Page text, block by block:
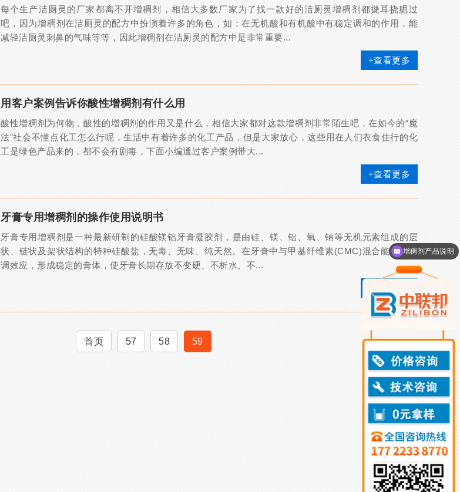
每个生产洁厕灵的厂家都离不开增稠剂，相信大多数厂家为了找一款好的洁厕灵增稠剂都撧耳挠腮过
吧，因为增稠剂在洁厕灵的配方中扮演着许多的角色，如：在无机酸和有机酸中有稳定调和的作用，能
减轻洁厕灵刺鼻的气味等等，因此增稠剂在洁厕灵的配方中是非常重要...
+查看更多
用客户案例告诉你酸性增稠剂有什么用
酸性增稠剂为何物，酸性的增稠剂的作用又是什么，相信大家都对这款增稠剂非常陌生吧，在如今的“魔
法”社会不懂点化工怎么行呢，生活中有着许多的化工产品，但是大家放心，这些用在人们衣食住行的化
工是绿色产品来的，都不会有剧毒，下面小编通过客户案例带大...
+查看更多
牙膏专用增稠剂的操作使用说明书
牙膏专用增稠剂是一种最新研制的硅酸镁铝牙膏凝胶剂，是由硅、镁、铝、氧、钠等无机元素组成的层
状、链状及架状结构的特种硅酸盐，无毒、无味、纯天然。在牙膏中与甲基纤维素(CMC)混合能发挥协
调效应，形成稳定的膏体，使牙膏长期存放不变硬、不析水、不...
首页 57 58 59
领取免费样品
增稠剂产品说明